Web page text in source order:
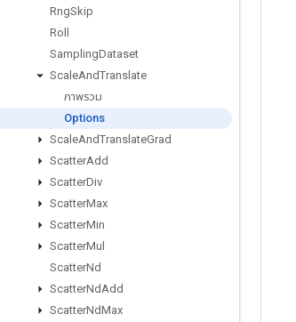
RngSkip
Roll
SamplingDataset
ScaleAndTranslate
ภาพรวม
Options
ScaleAndTranslateGrad
ScatterAdd
ScatterDiv
ScatterMax
ScatterMin
ScatterMul
ScatterNd
ScatterNdAdd
ScatterNdMax